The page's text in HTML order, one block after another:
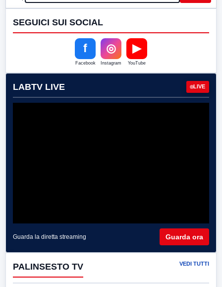
SEGUICI SUI SOCIAL
f
Facebook
◎
Instagram
▶
YouTube
LABTV LIVE LIVE
Guarda la diretta streaming Guarda ora
PALINSESTO TV VEDI TUTTI